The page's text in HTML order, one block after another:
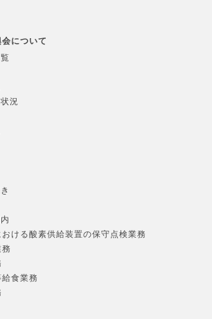
について
況
ける酸素供給装置の保守点検業務
食業務